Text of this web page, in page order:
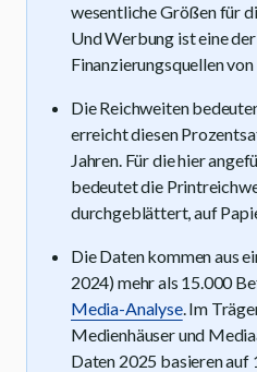
wesentliche Größen für
Und Werbung ist eine
Finanzierungsquellen
Die Reichweiten
erreicht diesen
Jahren. Für die hier
bedeutet die
durchgeblättert, auf
Die Daten kommen aus
2024) mehr als 15.000
Media-Analyse. Im
Medienhäuser und
Daten 2025 basieren auf